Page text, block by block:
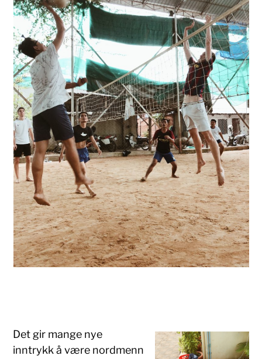
Det gir mange nye
inntrykk å være nordmenn